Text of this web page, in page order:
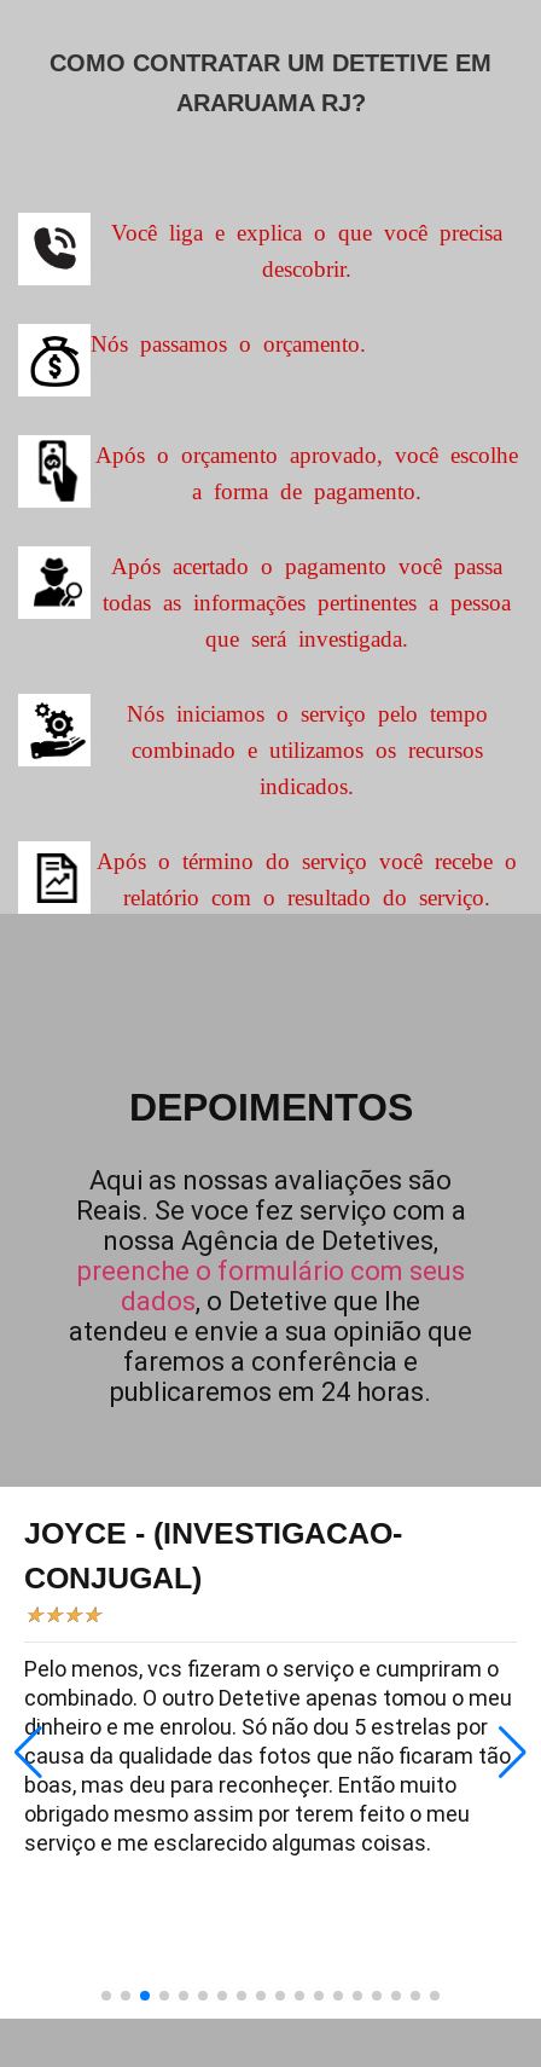
COMO CONTRATAR UM DETETIVE EM
ARARUAMA RJ?
Você liga e explica o que você precisa
descobrir.
Nós passamos o orçamento.
Após o orçamento aprovado, você escolhe
a forma de pagamento.
Após acertado o pagamento você passa
todas as informações pertinentes a pessoa
que será investigada.
Nós iniciamos o serviço pelo tempo
combinado e utilizamos os recursos
indicados.
Após o término do serviço você recebe o
relatório com o resultado do serviço.
DEPOIMENTOS
Aqui as nossas avaliações são
Reais. Se voce fez serviço com a
nossa Agência de Detetives,
preenche o formulário com seus
dados, o Detetive que lhe
atendeu e envie a sua opinião que
faremos a conferência e
publicaremos em 24 horas.
JOYCE - (INVESTIGACAO-
CONJUGAL)
★★★★
Pelo menos, vcs fizeram o serviço e cumpriram o
combinado. O outro Detetive apenas tomou o meu
dinheiro e me enrolou. Só não dou 5 estrelas por
causa da qualidade das fotos que não ficaram tão
boas, mas deu para reconheçer. Então muito
obrigado mesmo assim por terem feito o meu
serviço e me esclarecido algumas coisas.